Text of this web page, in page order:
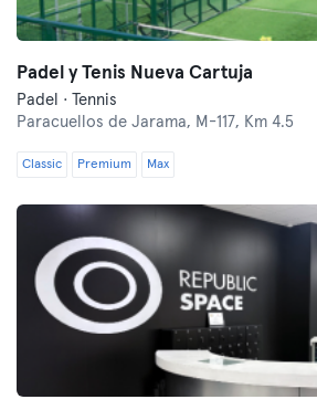
Padel y Tenis Nueva Cartuja
Padel · Tennis
Paracuellos de Jarama, M-117, Km 4.5
Classic Premium Max